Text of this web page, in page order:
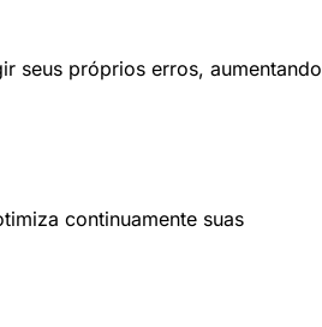
seus próprios erros, aumentando
continuamente suas